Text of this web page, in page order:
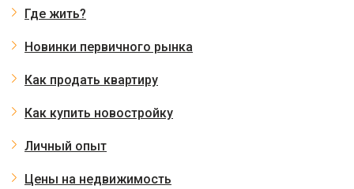
Где жить?
Новинки первичного рынка
Как продать квартиру
Как купить новостройку
Личный опыт
Цены на недвижимость